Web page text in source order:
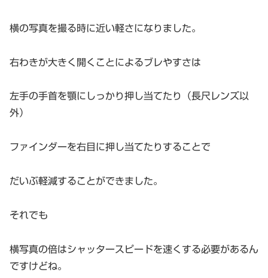
横の写真を撮る時に近い軽さになりました。
右わきが大きく開くことによるブレやすさは
左手の手首を顎にしっかり押し当てたり（長尺レンズ以
外）
ファインダーを右目に押し当てたりすることで
だいぶ軽減することができました。
それでも
横写真の倍はシャッタースピードを速くする必要があるん
ですけどね。